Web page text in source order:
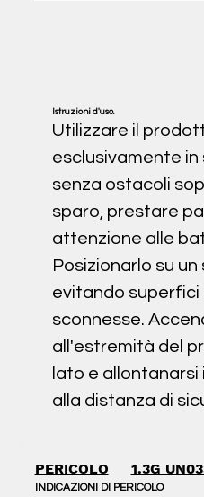
Istruzioni d'uso.
Utilizzare il
esclusivamente in
senza ostacoli
sparo, prestare
attenzione alle
Posizionarlo su un
evitando superfici
sconnesse.
all'estremità del
lato e
alla distanza di
PERICOLO 1.3G
INDICAZIONI DI PERICOLO